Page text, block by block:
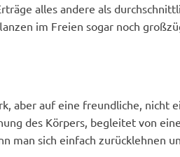
alles andere als
im Freien sogar noch
aber auf eine freundliche, nicht
des Körpers, begleitet von
man sich einfach zurücklehnen